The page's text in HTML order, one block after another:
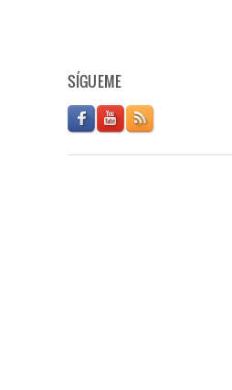
SÍGUEME